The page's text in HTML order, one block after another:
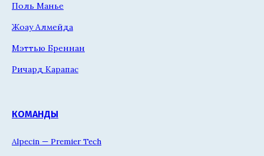
Поль Манье
Жоау Алмейда
Мэттью Бреннан
Ричард Карапас
КОМАНДЫ
Alpecin — Premier Tech